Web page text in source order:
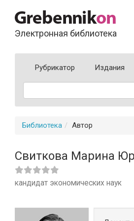
Электронная библиотека
Рубрикатор Издания
Библиотека Автор
Свиткова Марина
кандидат экономических наук